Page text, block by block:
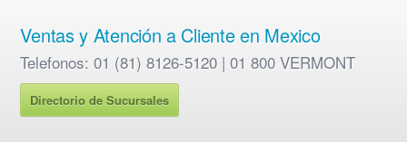
Ventas y Atención a Cliente en Mexico
Telefonos: 01 (81) 8126-5120 | 01 800 VERMONT
Directorio de Sucursales